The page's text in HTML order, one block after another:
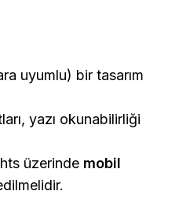
uyumlu) bir tasarım
yazı okunabilirliği
üzerinde mobil